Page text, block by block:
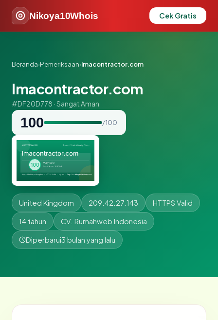
Nikoya10Whois Cek Gratis
Beranda›Pemeriksaan›lmacontractor.com
lmacontractor.com
#DF20D778 · Sangat Aman
100 / 100
United Kingdom 209.42.27.143 HTTPS Valid
14 tahun CV. Rumahweb Indonesia
Diperbarui3 bulan yang lalu